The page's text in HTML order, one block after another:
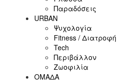
Παραδόσεις
URBAN
Ψυχολογία
Fitness / Διατροφή
Tech
Περιβάλλον
Ζωοφιλία
ΟΜΑΔΑ